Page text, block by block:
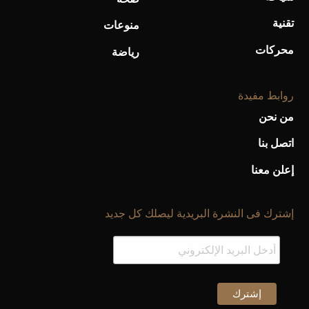
تقنية
محركات
منوعات
رياضة
روابط مفيدة
من نحن
اتصل بنا
إعلن معنا
إشترك فى النشرة البريدية ليصلك كل جديد